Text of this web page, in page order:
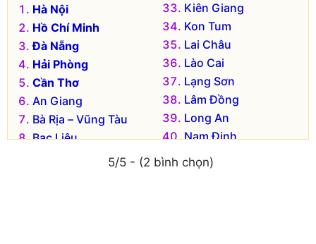
Huyện Ngọc Lặc
Hà Nội
Hồ Chí Minh
Đà Nẵng
Hải Phòng
Cần Thơ
An Giang
Bà Rịa – Vũng Tàu
Bạc Liêu
Kiên Giang
Kon Tum
Lai Châu
Lào Cai
Lạng Sơn
Lâm Đồng
Long An
Nam Định
Nghệ An
Ninh Bình
5/5 - (2 bình chọn)